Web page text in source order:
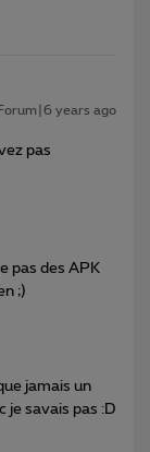
years ago
pas
pas des APK
;)
jamais un
je savais pas :D